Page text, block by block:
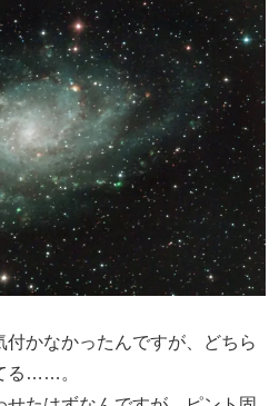
かなかったんですが、どちら
る……。